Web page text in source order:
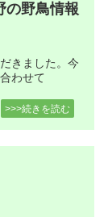
の野鳥情報
きました。今
わせて
>>>続きを読む